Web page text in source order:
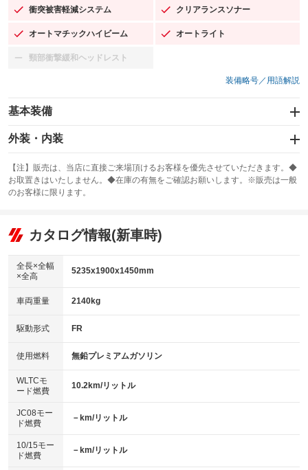
衝突被害軽減システム
：装備あり クリアランスソナー
：装備あり
オートマチックハイビーム
：装備あり オートライト
：装備あり
頸部衝撃緩和ヘッドレスト
：装備なし
装備略号／用語解説
基本装備
エアバッグ：運転席/助手席/サイド
：装備あり
：装備なし
サンルーフ
：装備なし ABS
リフトアップ
：装備なし
：装備なし
パワーウィンドウ
アイドリングストップ
：装備あり
USB入力端子
：装備あり
100V電源
：装備あり
センターデフロック
：装備なし
電動格納ミラー
：装備あり
外装・内装
カーナビ：メモリーナビ他
：装備あり
TV：フルセグ
：装備あり
ビジュアル
：装備なし
：装備あり
革シート
キーレス
HID(キセノンライト)
：装備なし
バックカメラ
：装備あり
エアロ
：装備なし
：装備なし
パワーシート
ベンチシート
：装備なし
【注】販売は、当店に直接ご来場頂けるお客様を優先させていただきます。◆
お取置きはいたしません。◆在庫の有無をご確認お願いします。※販売は一般
のお客様に限ります。
カタログ情報(新車時)
全長×全幅
×全高
5235x1900x1450mm
車両重量 2140kg
駆動形式 FR
使用燃料 無鉛プレミアムガソリン
WLTCモ
ード燃費
10.2km/リットル
JC08モー
ド燃費
－km/リットル
10/15モー
ド燃費
－km/リットル